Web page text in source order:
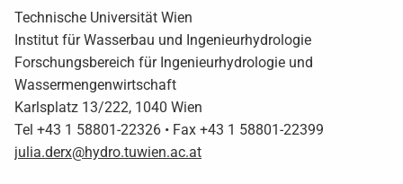
Technische Universität Wien
Institut für Wasserbau und Ingenieurhydrologie
Forschungsbereich für Ingenieurhydrologie und
Wassermengenwirtschaft
Karlsplatz 13/222, 1040 Wien
Tel +43 1 58801-22326 • Fax +43 1 58801-22399
julia.derx@hydro.tuwien.ac.at